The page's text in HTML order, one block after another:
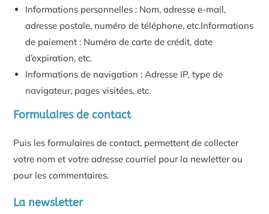
Informations personnelles : Nom, adresse e-mail,
adresse postale, numéro de téléphone, etc.Informations
de paiement : Numéro de carte de crédit, date
d’expiration, etc.
Informations de navigation : Adresse IP, type de
navigateur, pages visitées, etc.
Formulaires de contact
Puis les formulaires de contact, permettent de collecter
votre nom et votre adresse courriel pour la newletter ou
pour les commentaires.
La newsletter